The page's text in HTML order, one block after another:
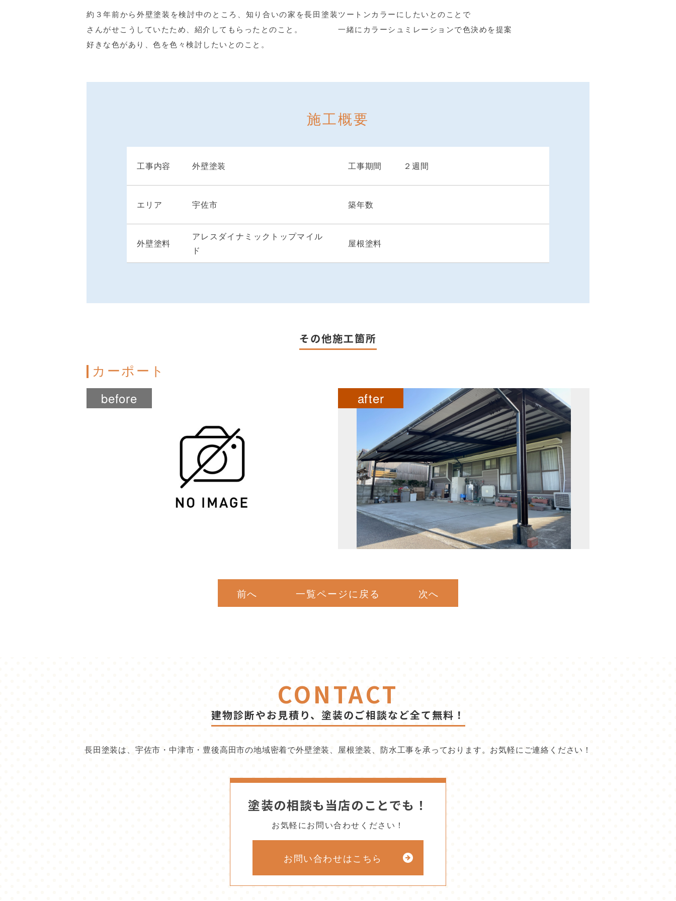
約３年前から外壁塗装を検討中のところ、知り合いの家を長田塗装
さんがせこうしていたため、紹介してもらったとのこと。
好きな色があり、色を色々検討したいとのこと。
ツートンカラーにしたいとのことで
一緒にカラーシュミレーションで色決めを提案
施工概要
工事内容 外壁塗装 工事期間 ２週間
エリア 宇佐市 築年数
外壁塗料
アレスダイナミックトップマイル
ド
屋根塗料
その他施工箇所
カーポート
before after
前へ 一覧ページに戻る 次へ
CONTACT
建物診断やお見積り、塗装のご相談など全て無料！
長田塗装は、宇佐市・中津市・豊後高田市の地域密着で外壁塗装、屋根塗装、防水工事を承っております。お気軽にご連絡ください！
塗装の相談も当店のことでも！
お気軽にお問い合わせください！
お問い合わせはこちら